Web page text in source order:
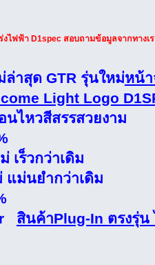
ไฟฟ้า D1spec สอบถามข้อมูลจากทางเ
ล่าสุด GTR รุ่นใหม่หน้า
Light Logo
นไหวสีสรรสวยงาม
เร็วกว่าเดิม
ม่นยำกว่าเดิม
สินค้าPlug-In ตรงรุ่